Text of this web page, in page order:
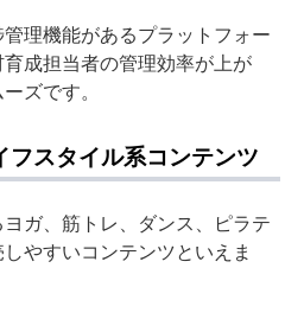
理機能があるプラットフォー
成担当者の管理効率が上が
ズです。
フスタイル系コンテンツ
ガ、筋トレ、ダンス、ピラテ
やすいコンテンツといえま